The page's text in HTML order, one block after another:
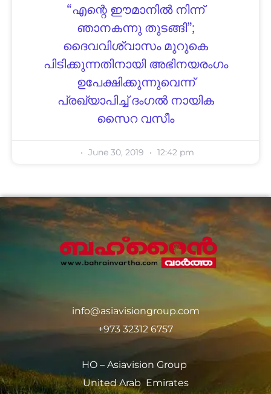
“എന്റെ ഈമാനിൽ നിന്ന്
ഞാനകന്നു തുടങ്ങി”;
ദൈവവിശ്വാസം മുറുകെ
പിടിക്കുന്നതിനായി അഭിനയരംഗം
ഉപേക്ഷിക്കുന്നുവെന്ന്
പ്രഖ്യാപിച്ച് ദംഗൽ നായിക
സൈറ വസീം
June 30, 2019 12:42 pm
info@asiavisiongroup.com
+973 32312 6757
HO – Asiavision Group
United Arab Emirates